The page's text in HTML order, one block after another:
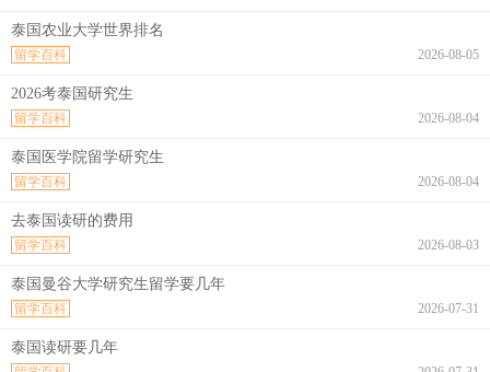
泰国农业大学世界排名
2026-08-05
留学百科
2026考泰国研究生
2026-08-04
留学百科
泰国医学院留学研究生
2026-08-04
留学百科
去泰国读研的费用
2026-08-03
留学百科
泰国曼谷大学研究生留学要几年
2026-07-31
留学百科
泰国读研要几年